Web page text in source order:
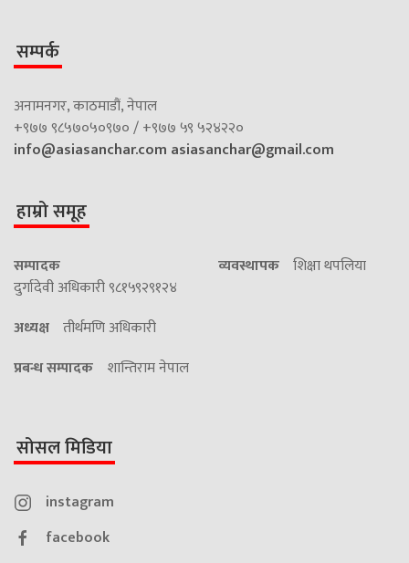
सम्पर्क
अनामनगर, काठमाडौं, नेपाल
+९७७ ९८५७०५०९७० / +९७७ ५९ ५२४२२०
info@asiasanchar.com asiasanchar@gmail.com
हाम्रो समूह
सम्पादक
दुर्गादेवी अधिकारी ९८१५९२९१२४
व्यवस्थापक शिक्षा थपलिया
अध्यक्ष तीर्थमणि अधिकारी
प्रबन्ध सम्पादक शान्तिराम नेपाल
सोसल मिडिया
instagram
facebook